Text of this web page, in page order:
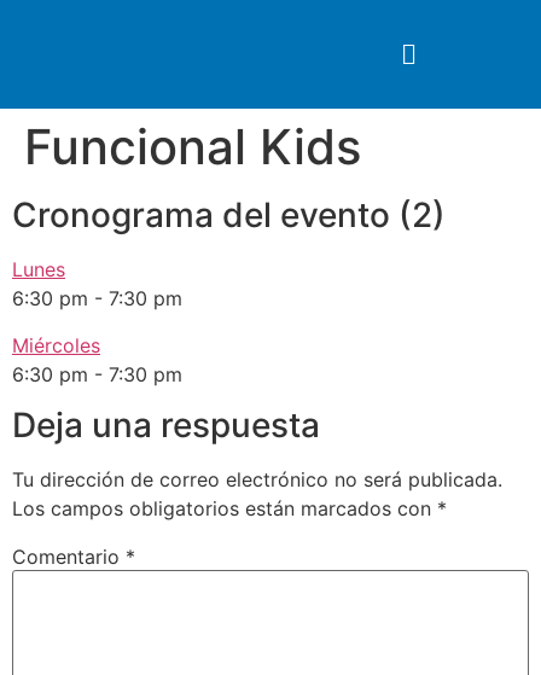
Funcional Kids
Cronograma del evento (2)
Lunes
6:30 pm - 7:30 pm
Miércoles
6:30 pm - 7:30 pm
Deja una respuesta
Tu dirección de correo electrónico no será publicada.
Los campos obligatorios están marcados con *
Comentario *